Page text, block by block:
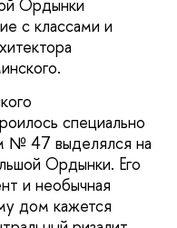
Ордынки
с классами и
специально
№ 47 выделялся на
Ордынки. Его
и необычная
дом кажется